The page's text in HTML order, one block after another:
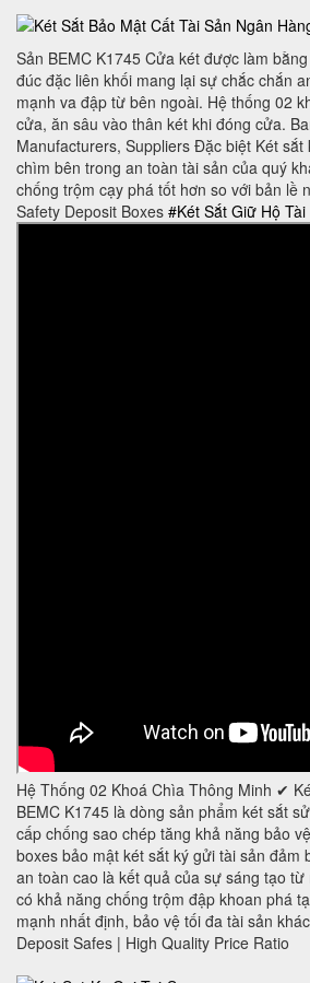
Sản BEMC K1745 Cửa két được làm
đúc đặc liên khối mang lại sự chắc chắn
mạnh va đập từ bên ngoài. Hệ thống 02
cửa, ăn sâu vào thân két khi đóng cửa.
Manufacturers, Suppliers Đặc biệt Két
chìm bên trong an toàn tài sản của quý
chống trộm cạy phá tốt hơn so với bản lề
Safety Deposit Boxes #Két Sắt Giữ Hộ Tài
Hệ Thống 02 Khoá Chìa Thông Minh ✔
BEMC K1745 là dòng sản phẩm két sắt
cấp chống sao chép tăng khả năng bảo
boxes bảo mật két sắt ký gửi tài sản đảm
an toàn cao là kết quả của sự sáng tạo
có khả năng chống trộm đập khoan phá
mạnh nhất định, bảo vệ tối đa tài sản
Deposit Safes | High Quality Price Ratio